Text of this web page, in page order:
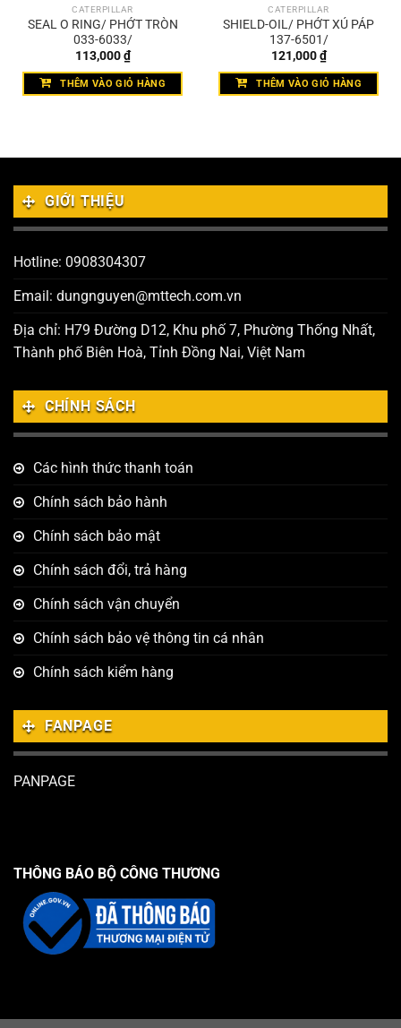
CATERPILLAR
SEAL O RING/ PHỚT TRÒN
033-6033/
113,000₫
THÊM VÀO GIỎ HÀNG
CATERPILLAR
SHIELD-OIL/ PHỚT XÚ PÁP
137-6501/
121,000₫
THÊM VÀO GIỎ HÀNG
GIỚI THIỆU
Hotline: 0908304307
Email: dungnguyen@mttech.com.vn
Địa chỉ: H79 Đường D12, Khu phố 7, Phường Thống Nhất,
Thành phố Biên Hoà, Tỉnh Đồng Nai, Việt Nam
CHÍNH SÁCH
Các hình thức thanh toán
Chính sách bảo hành
Chính sách bảo mật
Chính sách đổi, trả hàng
Chính sách vận chuyển
Chính sách bảo vệ thông tin cá nhân
Chính sách kiểm hàng
FANPAGE
PANPAGE
THÔNG BÁO BỘ CÔNG THƯƠNG